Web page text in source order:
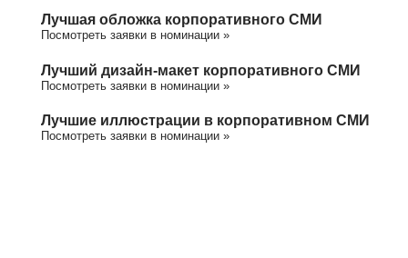
Лучшая обложка корпоративного СМИ
Посмотреть заявки в номинации »
Лучший дизайн-макет корпоративного СМИ
Посмотреть заявки в номинации »
Лучшие иллюстрации в корпоративном СМИ
Посмотреть заявки в номинации »